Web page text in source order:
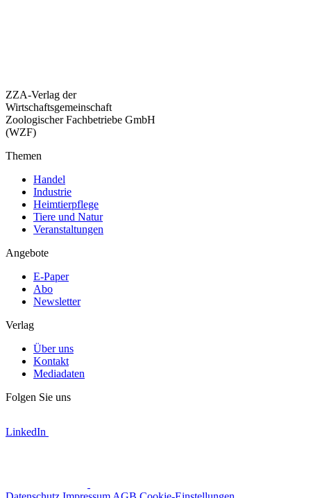
ZZA-Verlag der
Wirtschaftsgemeinschaft
Zoologischer Fachbetriebe GmbH
(WZF)
Themen
Handel
Industrie
Heimtierpflege
Tiere und Natur
Veranstaltungen
Angebote
E-Paper
Abo
Newsletter
Verlag
Über uns
Kontakt
Mediadaten
Folgen Sie uns
LinkedIn